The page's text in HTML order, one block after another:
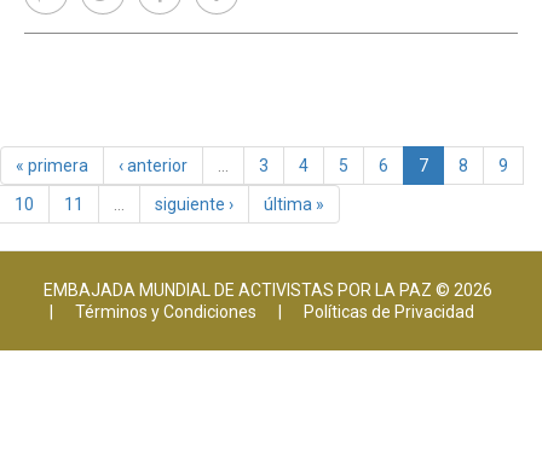
« primera ‹ anterior 3 4 5 6 7 8
9
10
11 siguiente › última »
EMBAJADA MUNDIAL DE ACTIVISTAS POR LA PAZ © 2026
Términos y Condiciones Políticas de Privacidad